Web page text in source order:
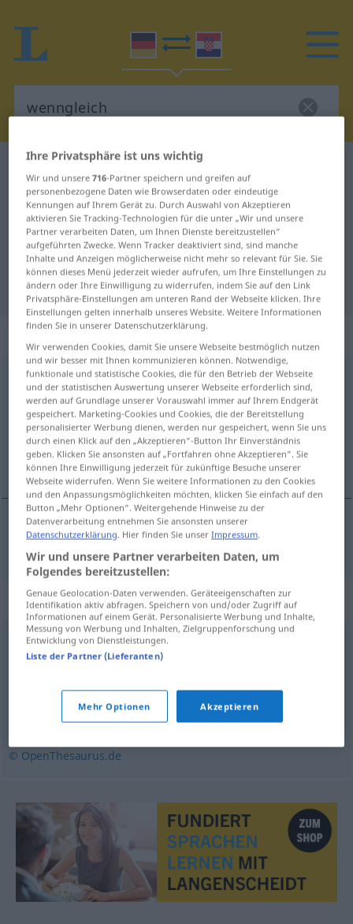
Deutsch-Kroatisch Wörterbuch
Deutsch-Kroatisch Übersetzung für
"wenngleich"
"wenngleich" Kroatisch
Übersetzung
„wenngleich“: Konjunktion
wenngleich konj
Übersicht aller Übersetzungen
(Für mehr Details die Übersetzung anklicken/antippen)
iako, premda
iako,premda wenngleich
Synonyme für "wenngleich"
obwohl (Hauptform),dennoch
wohingegen,wobei
© OpenThesaurus.de
Ihre Privatsphäre ist uns wichtig
Wir und unsere716-Partner speichern und greifen auf
personenbezogene Daten wie Browserdaten oder eindeutige
Kennungen auf Ihrem Gerät zu. Durch Auswahl von Akzeptieren
aktivieren Sie Tracking-Technologien für die unter „Wir und unsere
Partner verarbeiten Daten, um Ihnen Dienste bereitzustellen“
aufgeführten Zwecke. Wenn Tracker deaktiviert sind, sind manche
Inhalte und Anzeigen möglicherweise nicht mehr so relevant für Sie. Sie
können dieses Menü jederzeit wieder aufrufen, um Ihre Einstellungen zu
ändern oder Ihre Einwilligung zu widerrufen, indem Sie auf den Link
Privatsphäre-Einstellungen am unteren Rand der Webseite klicken. Ihre
Einstellungen gelten innerhalb unseres Website. Weitere Informationen
finden Sie in unserer Datenschutzerklärung.
Wir verwenden Cookies, damit Sie unsere Webseite bestmöglich nutzen
und wir besser mit Ihnen kommunizieren können. Notwendige,
funktionale und statistische Cookies, die für den Betrieb der Webseite
und der statistischen Auswertung unserer Webseite erforderlich sind,
werden auf Grundlage unserer Vorauswahl immer auf Ihrem Endgerät
gespeichert. Marketing-Cookies und Cookies, die der Bereitstellung
personalisierter Werbung dienen, werden nur gespeichert, wenn Sie uns
durch einen Klick auf den „Akzeptieren“-Button Ihr Einverständnis
geben. Klicken Sie ansonsten auf „Fortfahren ohne Akzeptieren“. Sie
können Ihre Einwilligung jederzeit für zukünftige Besuche unserer
Webseite widerrufen. Wenn Sie weitere Informationen zu den Cookies
und den Anpassungsmöglichkeiten möchten, klicken Sie einfach auf den
Button „Mehr Optionen“. Weitergehende Hinweise zu der
Datenverarbeitung entnehmen Sie ansonsten unserer
Datenschutzerklärung. Hier finden Sie unserImpressum.
Wir und unsere Partner verarbeiten Daten, um
Folgendes bereitzustellen:
Genaue Geolocation-Daten verwenden. Geräteeigenschaften zur
Identifikation aktiv abfragen. Speichern von und/oder Zugriff auf
Informationen auf einem Gerät. Personalisierte Werbung und Inhalte,
Messung von Werbung und Inhalten, Zielgruppenforschung und
Entwicklung von Dienstleistungen.
Liste der Partner (Lieferanten)
Mehr Optionen Akzeptieren